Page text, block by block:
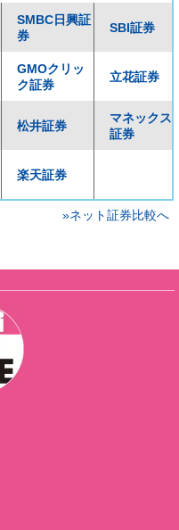
SMBC日興証
券
SBI証券
GMOクリッ
ク証券
立花証券
松井証券
マネックス
証券
楽天証券
»ネット証券比較へ